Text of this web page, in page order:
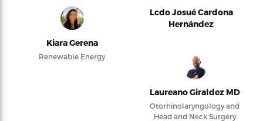
Kiara Gerena
Renewable Energy
Lcdo Josué Cardona
Hernández
Laureano Giraldez MD
Otorhinolaryngology and
Head and Neck Surgery